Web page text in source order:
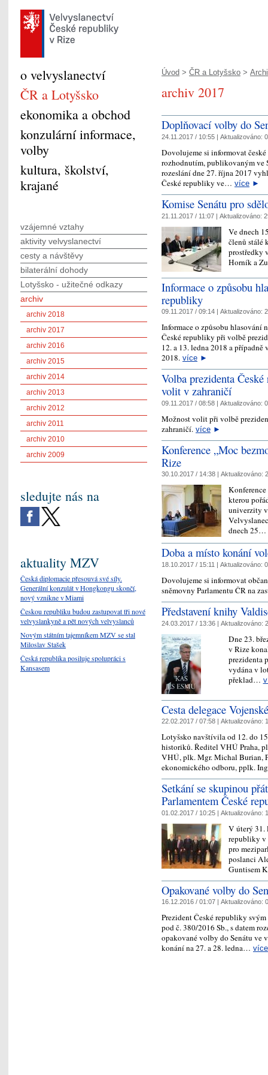
Úvod > ČR a Lotyšsko >
archiv 2017
Doplňovací volby do
24.11.2017 / 10:55 | Aktualizováno:
Dovolujeme si informovat
rozhodnutím, publikovaným ve
rozeslání dne 27. října 2017
České republiky ve… více ►
Komise Senátu pro
21.11.2017 / 11:07 | Aktualizováno:
Ve dnech
členů stálé
prostředky
Horník a
Informace o způsobu
republiky
09.11.2017 / 09:14 | Aktualizováno:
Informace o způsobu hlasování
České republiky při volbě
12. a 13. ledna 2018 a případně
2018. více ►
Volba prezidenta
volit v zahraničí
09.11.2017 / 08:58 | Aktualizováno:
Možnost volit při volbě
zahraničí. více ►
Konference „Moc
Rize
30.10.2017 / 14:38 | Aktualizováno:
kterou
univerzity
dnech 25…
Doba a místo konání
18.10.2017 / 15:11 | Aktualizováno:
Dovolujeme si informovat
sněmovny Parlamentu ČR na
Představení knihy
24.03.2017 / 13:36 | Aktualizováno:
Dne 23.
v Rize
prezidenta
vydána v
překlad…
Cesta delegace
22.02.2017 / 07:58 | Aktualizováno:
Lotyšsko navštívila od 12. do
historiků. Ředitel VHÚ Praha,
VHÚ, plk. Mgr. Michal Burian,
ekonomického odboru, pplk.
Setkání se skupinou
Parlamentem České
01.02.2017 / 10:25 | Aktualizováno:
V úterý 31.
republiky v
pro
poslanci
Guntisem
Opakované volby do
16.12.2016 / 01:07 | Aktualizováno:
Prezident České republiky
pod č. 380/2016 Sb., s datem
opakované volby do Senátu ve
konání na 27. a 28. ledna… více
o velvyslanectví
ČR a Lotyšsko
ekonomika a obchod
konzulární informace,
volby
kultura, školství,
krajané
vzájemné vztahy
aktivity velvyslanectví
cesty a návštěvy
bilaterální dohody
Lotyšsko - užitečné odkazy
archiv
archiv 2018
archiv 2017
archiv 2016
archiv 2015
archiv 2014
archiv 2013
archiv 2012
archiv 2011
archiv 2010
archiv 2009
sledujte nás na
aktuality MZV
Česká diplomacie přesouvá své síly.
Generální konzulát v Hongkongu skončí,
nový vznikne v Miami
Českou republiku budou zastupovat tři nové
velvyslankyně a pět nových velvyslanců
Novým státním tajemníkem MZV se stal
Miloslav Stašek
Česká republika posiluje spolupráci s
Kansasem